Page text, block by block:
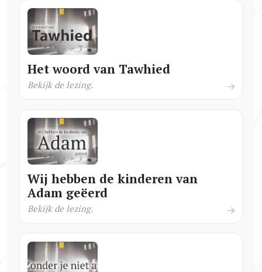
Het woord van Tawhied
Bekijk de lezing.
Wij hebben de kinderen van
Adam geëerd
Bekijk de lezing.